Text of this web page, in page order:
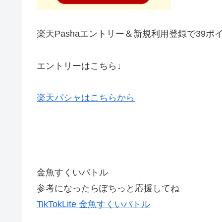
楽天Pashaエントリー＆新規利用登録で39ポ
エントリーはこちら↓
楽天パシャはこちらから
金魚すくいバトル
参考になったらぽちっと応援してね
TikTokLite 金魚すくいバトル